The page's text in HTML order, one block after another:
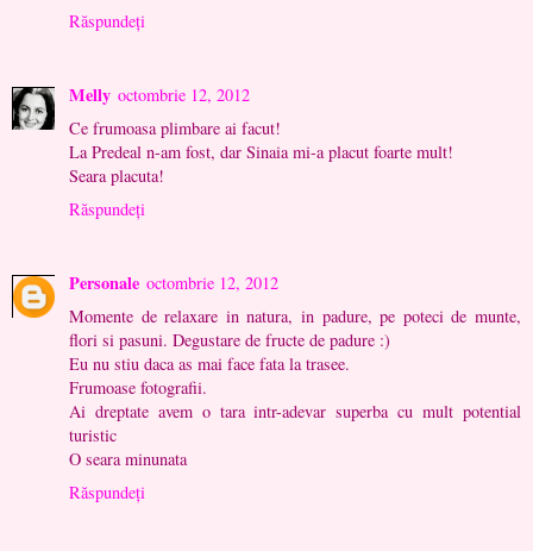
Răspundeți
Melly octombrie 12, 2012
Ce frumoasa plimbare ai facut!
La Predeal n-am fost, dar Sinaia mi-a placut foarte mult!
Seara placuta!
Răspundeți
Personale octombrie 12, 2012
Momente de relaxare in natura, in padure, pe poteci de munte,
flori si pasuni. Degustare de fructe de padure :)
Eu nu stiu daca as mai face fata la trasee.
Frumoase fotografii.
Ai dreptate avem o tara intr-adevar superba cu mult potential
turistic
O seara minunata
Răspundeți